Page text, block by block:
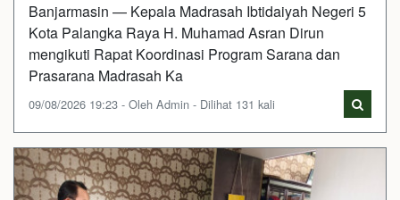
Banjarmasin — Kepala Madrasah Ibtidaiyah Negeri 5
Kota Palangka Raya H. Muhamad Asran Dirun
mengikuti Rapat Koordinasi Program Sarana dan
Prasarana Madrasah Ka
09/08/2026 19:23 - Oleh Admin - Dilihat 131 kali